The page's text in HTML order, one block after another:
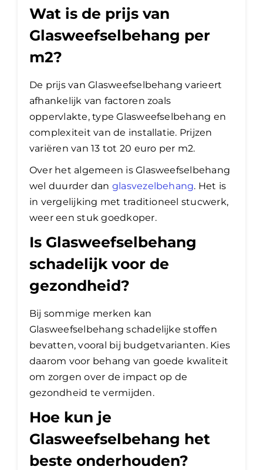
Wat is de prijs van
Glasweefselbehang per
m2?
De prijs van Glasweefselbehang varieert
afhankelijk van factoren zoals
oppervlakte, type Glasweefselbehang en
complexiteit van de installatie. Prijzen
variëren van 13 tot 20 euro per m2.
Over het algemeen is Glasweefselbehang
wel duurder dan glasvezelbehang. Het is
in vergelijking met traditioneel stucwerk,
weer een stuk goedkoper.
Is Glasweefselbehang
schadelijk voor de
gezondheid?
Bij sommige merken kan
Glasweefselbehang schadelijke stoffen
bevatten, vooral bij budgetvarianten. Kies
daarom voor behang van goede kwaliteit
om zorgen over de impact op de
gezondheid te vermijden.
Hoe kun je
Glasweefselbehang het
beste onderhouden?